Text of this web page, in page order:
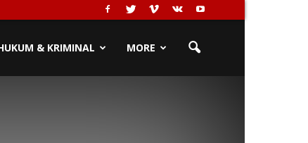
& KRIMINAL MORE